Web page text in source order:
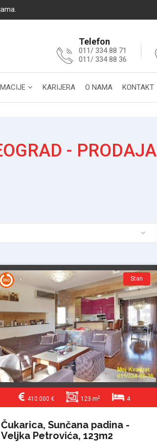
Telefon
011/ 334 88 71
011/ 334 88 36
KARIJERA O NAMA KONTAKT
- PRODAJA
Stan
410.000 € 123 m2 4
Čukarica, Sunčana padina -
Veljka Petrovića, 123m2